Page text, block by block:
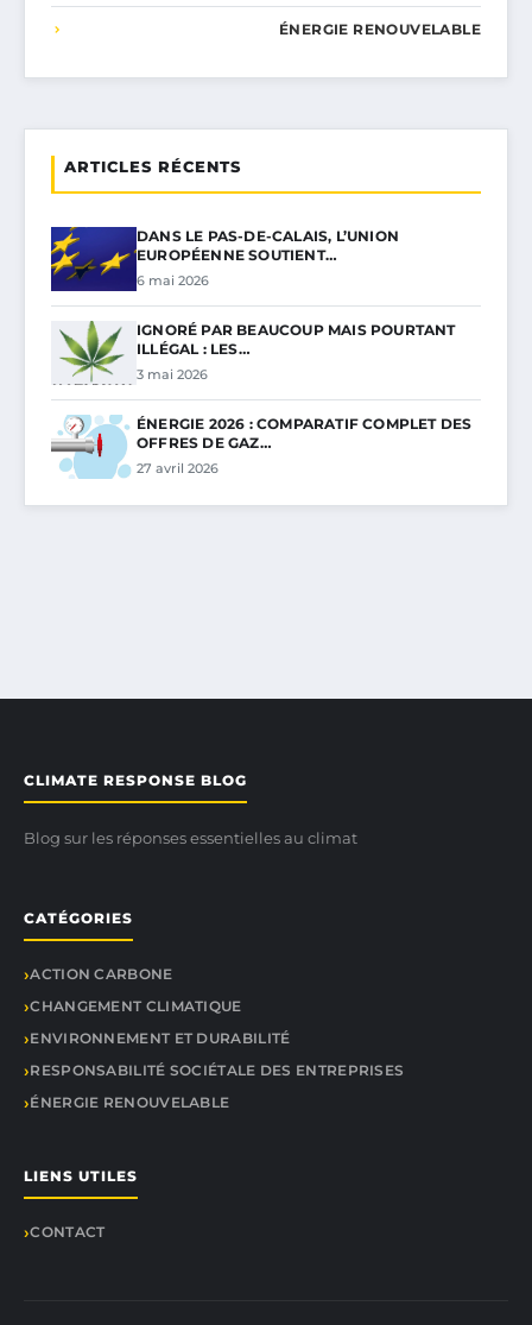
ÉNERGIE RENOUVELABLE
ARTICLES RÉCENTS
DANS LE PAS-DE-CALAIS, L’UNION
EUROPÉENNE SOUTIENT…
6 mai 2026
IGNORÉ PAR BEAUCOUP MAIS POURTANT
ILLÉGAL : LES…
3 mai 2026
ÉNERGIE 2026 : COMPARATIF COMPLET DES
OFFRES DE GAZ…
27 avril 2026
CLIMATE RESPONSE BLOG
Blog sur les réponses essentielles au climat
CATÉGORIES
ACTION CARBONE
CHANGEMENT CLIMATIQUE
ENVIRONNEMENT ET DURABILITÉ
RESPONSABILITÉ SOCIÉTALE DES ENTREPRISES
ÉNERGIE RENOUVELABLE
LIENS UTILES
CONTACT